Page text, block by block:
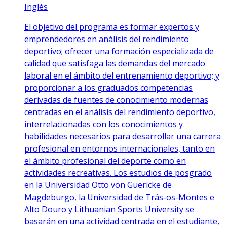
Inglés
El objetivo del programa es formar expertos y
emprendedores en análisis del rendimiento
deportivo; ofrecer una formación especializada de
calidad que satisfaga las demandas del mercado
laboral en el ámbito del entrenamiento deportivo; y
proporcionar a los graduados competencias
derivadas de fuentes de conocimiento modernas
centradas en el análisis del rendimiento deportivo,
interrelacionadas con los conocimientos y
habilidades necesarios para desarrollar una carrera
profesional en entornos internacionales, tanto en
el ámbito profesional del deporte como en
actividades recreativas. Los estudios de posgrado
en la Universidad Otto von Guericke de
Magdeburgo, la Universidad de Trás-os-Montes e
Alto Douro y Lithuanian Sports University se
basarán en una actividad centrada en el estudiante,